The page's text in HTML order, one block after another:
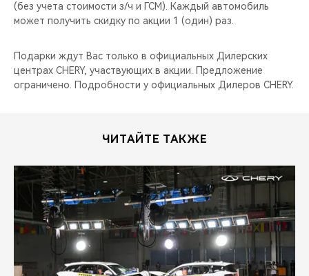
ВИДЕООБЗОРЫ
(без учета стоимости з/ч и ГСМ). Каждый автомобиль
может получить скидку по акции 1 (один) раз.
Подарки ждут Вас только в официальных Дилерских
центрах CHERY, участвующих в акции. Предложение
ограничено. Подробности у официальных Дилеров CHERY.
ЧИТАЙТЕ ТАКЖЕ